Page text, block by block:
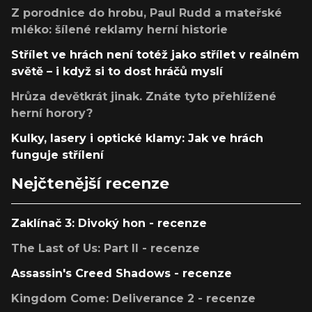
Z porodnice do hrobu, Paul Rudd a mateřské
mléko: šílené reklamy herní historie
Střílet ve hrách není totéž jako střílet v reálném
světě – i když si to dost hráčů myslí
Hrůza devětkrát jinak. Znáte tyto přehlížené
herní horory?
Kulky, lasery i optické klamy: Jak ve hrách
funguje střílení
Nejčtenější recenze
Zaklínač 3: Divoký hon - recenze
The Last of Us: Part II - recenze
Assassin's Creed Shadows - recenze
Kingdom Come: Deliverance 2 - recenze